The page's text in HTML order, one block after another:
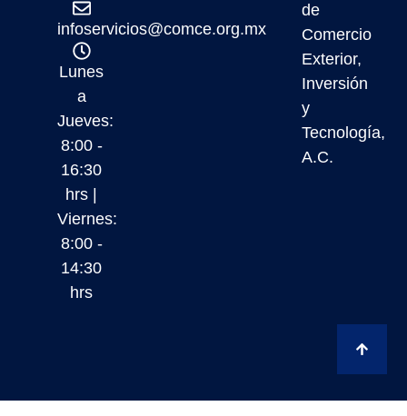
infoservicios@comce.org.mx
Lunes
a
Jueves:
8:00 -
16:30
hrs |
Viernes:
8:00 -
14:30
hrs
de
Comercio
Exterior,
Inversión
y
Tecnología,
A.C.